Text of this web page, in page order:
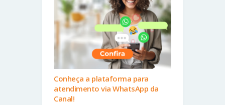
Conheça a plataforma para
atendimento via WhatsApp da
Canal!